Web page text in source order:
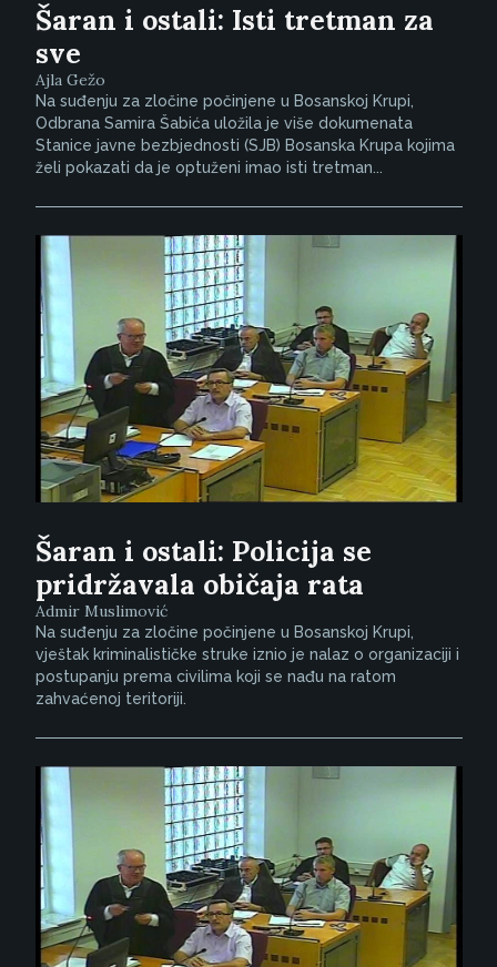
Šaran i ostali: Isti tretman za
sve
Ajla Gežo
Na suđenju za zločine počinjene u Bosanskoj Krupi,
Odbrana Samira Šabića uložila je više dokumenata
Stanice javne bezbjednosti (SJB) Bosanska Krupa kojima
želi pokazati da je optuženi imao isti tretman...
Šaran i ostali: Policija se
pridržavala običaja rata
Admir Muslimović
Na suđenju za zločine počinjene u Bosanskoj Krupi,
vještak kriminalističke struke iznio je nalaz o organizaciji i
postupanju prema civilima koji se nađu na ratom
zahvaćenoj teritoriji.